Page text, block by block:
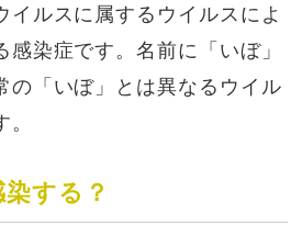
イルスに属するウイルスによ
感染症です。名前に「いぼ」
の「いぼ」とは異なるウイル
する？